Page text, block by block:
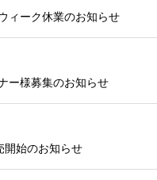
ィーク休業のお知らせ
ー様募集のお知らせ
開始のお知らせ